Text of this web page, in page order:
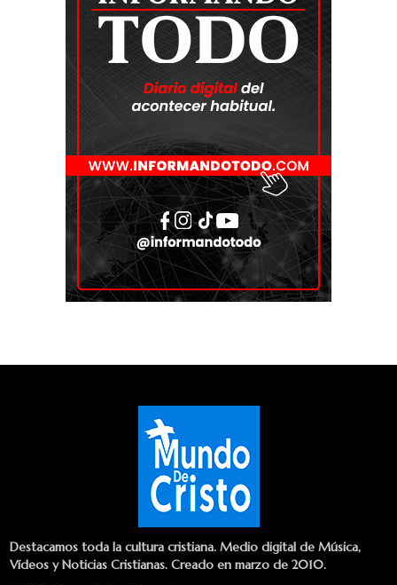
Destacamos toda la cultura cristiana. Medio digital de Música,
Vídeos y Noticias Cristianas. Creado en marzo de 2010.